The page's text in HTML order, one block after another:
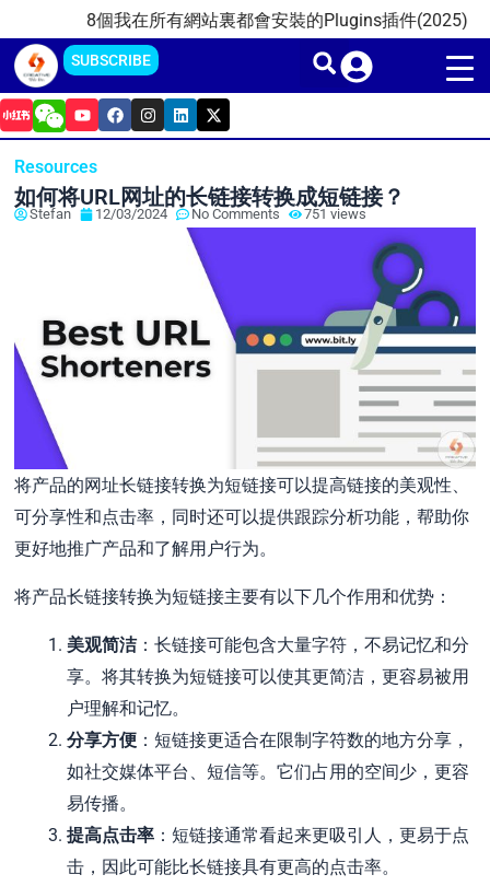
content
8個我在所有網站裏都會安裝的Plugins插件(2025) 2025
SUBSCRIBE
Y
o
u
u
b
e
F
a
c
o
o
k
I
n
s
g
r
a
L
i
n
d
i
n
X
-
t
t
t
e
Resources
如何将URL网址的长链接转换成短链接？
Stefan 12/03/2024 No Comments 751 views
将产品的网址长链接转换为短链接可以提高链接的美观性、
可分享性和点击率，同时还可以提供跟踪分析功能，帮助你
更好地推广产品和了解用户行为。
将产品长链接转换为短链接主要有以下几个作用和优势：
美观简洁：长链接可能包含大量字符，不易记忆和分
享。将其转换为短链接可以使其更简洁，更容易被用
户理解和记忆。
分享方便 ：短链接更适合在限制字符数的地方分享，
如社交媒体平台、短信等。它们占用的空间少，更容
易传播。
提高点击率 ：短链接通常看起来更吸引人，更易于点
击，因此可能比长链接具有更高的点击率。